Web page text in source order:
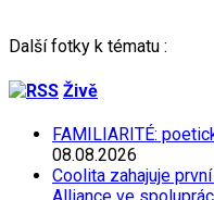
Další fotky k tématu :
Živě
FAMILIARITÉ:
08.08.2026
Coolita zahajuje